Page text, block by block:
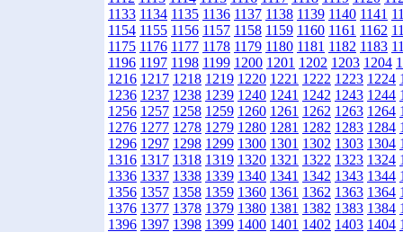
1133 1134 1135 1136 1137 1138 1139 1140 1141
1154 1155 1156 1157 1158 1159 1160 1161 1162
1175 1176 1177 1178 1179 1180 1181 1182 1183
1196 1197 1198 1199 1200 1201 1202 1203 1204
1216 1217 1218 1219 1220 1221 1222 1223 1224
1236 1237 1238 1239 1240 1241 1242 1243 1244
1256 1257 1258 1259 1260 1261 1262 1263 1264
1276 1277 1278 1279 1280 1281 1282 1283 1284
1296 1297 1298 1299 1300 1301 1302 1303 1304
1316 1317 1318 1319 1320 1321 1322 1323 1324
1336 1337 1338 1339 1340 1341 1342 1343 1344
1356 1357 1358 1359 1360 1361 1362 1363 1364
1376 1377 1378 1379 1380 1381 1382 1383 1384
1396 1397 1398 1399 1400 1401 1402 1403 1404